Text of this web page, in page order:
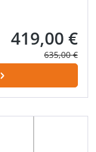
Verkaufspreis:
419,00 €
Regulärer
635,00 €